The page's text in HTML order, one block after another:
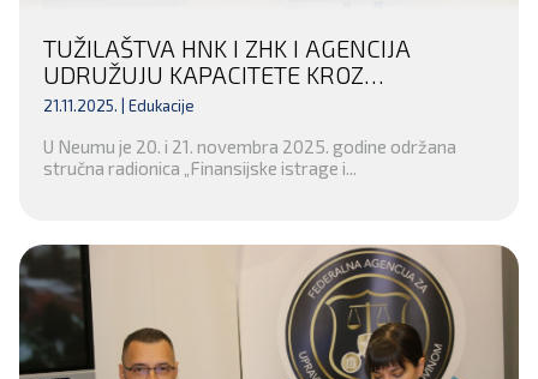
TUŽILAŠTVA HNK I ZHK I AGENCIJA
UDRUŽUJU KAPACITETE KROZ
POTPISIVANJE MEMORANDUMA I
21.11.2025. | Edukacije
U Neumu je 20. i 21. novembra 2025. godine održana
stručna radionica „Finansijske istrage i...